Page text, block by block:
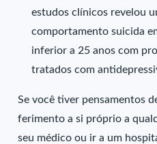
estudos clínicos revelou
comportamento suicida
inferior a 25 anos com
tratados com
Se você tiver pensamentos
ferimento a si próprio a
seu médico ou ir a um